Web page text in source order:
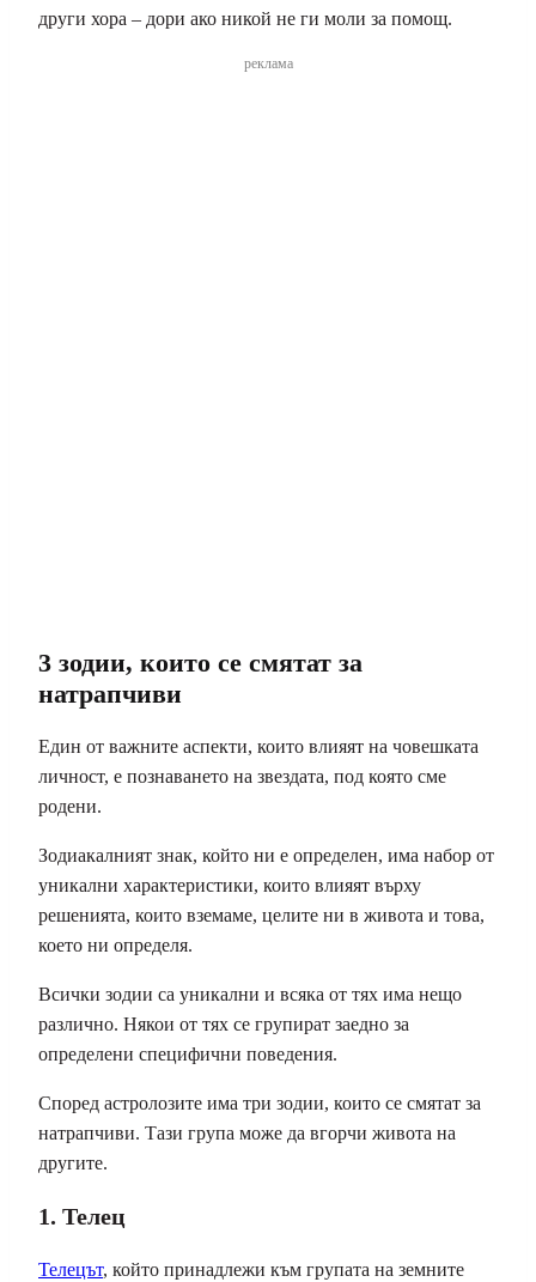
други хора – дори ако никой не ги моли за помощ.
реклама
3 зодии, които се смятат за
натрапчиви
Един от важните аспекти, които влияят на човешката
личност, е познаването на звездата, под която сме
родени.
Зодиакалният знак, който ни е определен, има набор от
уникални характеристики, които влияят върху
решенията, които вземаме, целите ни в живота и това,
което ни определя.
Всички зодии са уникални и всяка от тях има нещо
различно. Някои от тях се групират заедно за
определени специфични поведения.
Според астролозите има три зодии, които се смятат за
натрапчиви. Тази група може да вгорчи живота на
другите.
1. Телец
Телецът, който принадлежи към групата на земните